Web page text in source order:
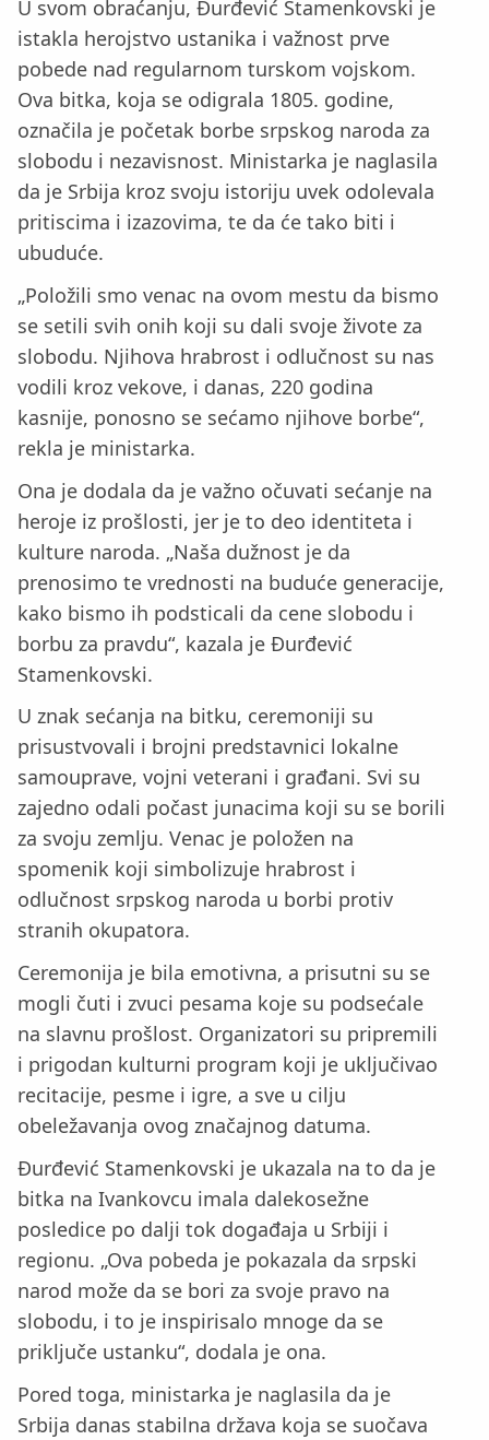
U svom obraćanju, Đurđević Stamenkovski je
istakla herojstvo ustanika i važnost prve
pobede nad regularnom turskom vojskom.
Ova bitka, koja se odigrala 1805. godine,
označila je početak borbe srpskog naroda za
slobodu i nezavisnost. Ministarka je naglasila
da je Srbija kroz svoju istoriju uvek odolevala
pritiscima i izazovima, te da će tako biti i
ubuduće.
„Položili smo venac na ovom mestu da bismo
se setili svih onih koji su dali svoje živote za
slobodu. Njihova hrabrost i odlučnost su nas
vodili kroz vekove, i danas, 220 godina
kasnije, ponosno se sećamo njihove borbe“,
rekla je ministarka.
Ona je dodala da je važno očuvati sećanje na
heroje iz prošlosti, jer je to deo identiteta i
kulture naroda. „Naša dužnost je da
prenosimo te vrednosti na buduće generacije,
kako bismo ih podsticali da cene slobodu i
borbu za pravdu“, kazala je Đurđević
Stamenkovski.
U znak sećanja na bitku, ceremoniji su
prisustvovali i brojni predstavnici lokalne
samouprave, vojni veterani i građani. Svi su
zajedno odali počast junacima koji su se borili
za svoju zemlju. Venac je položen na
spomenik koji simbolizuje hrabrost i
odlučnost srpskog naroda u borbi protiv
stranih okupatora.
Ceremonija je bila emotivna, a prisutni su se
mogli čuti i zvuci pesama koje su podsećale
na slavnu prošlost. Organizatori su pripremili
i prigodan kulturni program koji je uključivao
recitacije, pesme i igre, a sve u cilju
obeležavanja ovog značajnog datuma.
Đurđević Stamenkovski je ukazala na to da je
bitka na Ivankovcu imala dalekosežne
posledice po dalji tok događaja u Srbiji i
regionu. „Ova pobeda je pokazala da srpski
narod može da se bori za svoje pravo na
slobodu, i to je inspirisalo mnoge da se
priključe ustanku“, dodala je ona.
Pored toga, ministarka je naglasila da je
Srbija danas stabilna država koja se suočava